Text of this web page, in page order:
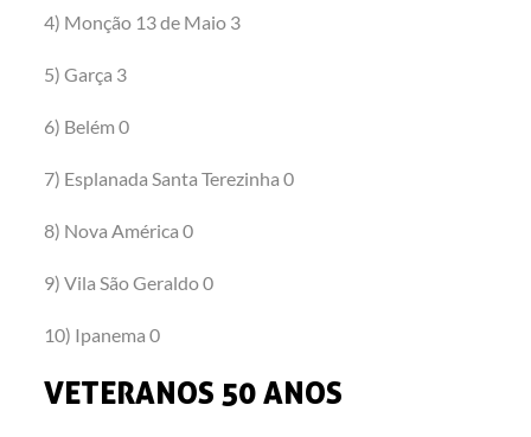
4) Monção 13 de Maio 3
5) Garça 3
6) Belém 0
7) Esplanada Santa Terezinha 0
8) Nova América 0
9) Vila São Geraldo 0
10) Ipanema 0
VETERANOS 50 ANOS